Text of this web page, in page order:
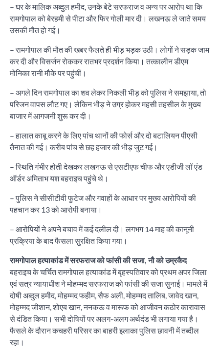
– घर के मालिक अब्दुल हमीद, उनके बेटे सरफराज व अन्य पर आरोप था कि
रामगोपाल को बेरहमी से पीटा और फिर गोली मार दी। लखनऊ ले जाते समय
उसकी मौत हो गई।
– रामगोपाल की मौत की खबर फैलते ही भीड़ भड़क उठी। लोगों ने सड़क जाम
कर दी और विसर्जन रोककर रातभर प्रदर्शन किया। तत्कालीन डीएम
मोनिका रानी मौके पर पहुंचीं।
– अगले दिन रामगोपाल का शव लेकर निकली भीड़ को पुलिस ने समझाया, तो
परिजन वापस लौट गए। लेकिन भीड़ ने उग्र होकर महसी तहसील के मुख्य
बाजार में आगजनी शुरू कर दी।
– हालात काबू करने के लिए पांच थानों की फोर्स और दो बटालियन पीएसी
तैनात की गई। करीब पांच से छह हजार की भीड़ जुट गई।
– स्थिति गंभीर होती देखकर लखनऊ से एसटीएफ चीफ और एडीजी लॉ एंड
ऑर्डर अमिताभ यश बहराइच पहुंचे थे।
– पुलिस ने सीसीटीवी फुटेज और गवाहों के आधार पर मुख्य आरोपियों की
पहचान कर 13 को आरोपी बनाया।
– आरोपियों ने अपने बचाव में कई दलील दी। लगभग 14 माह की कानूनी
प्रक्रिया के बाद फैसला सुरक्षित किया गया।
रामगोपाल हत्याकांड में सरफराज को फांसी की सजा, नौ को उम्रकैद
बहराइच के चर्चित रामगोपाल हत्याकांड में बृहस्पतिवार को प्रथम अपर जिला
एवं सत्र न्यायाधीश ने मोहम्मद सरफराज को फांसी की सजा सुनाई। मामले में
दोषी अब्दुल हमीद, मोहम्मद फहीम, सैफ अली, मोहम्मद तालिब, जावेद खान,
मोहम्मद जीशान, शोएब खान, ननकऊ व मारूफ को आजीवन कठोर कारावास
से दंडित किया। सभी दोषियों पर अलग-अलग अर्थदंड भी लगाया गया है।
फैसले के दौरान कचहरी परिसर का बाहरी इलाका पुलिस छावनी में तब्दील
रहा।